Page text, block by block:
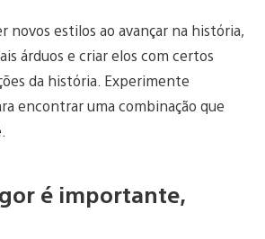
novos estilos ao avançar na história,
árduos e criar elos com certos
da história. Experimente
encontrar uma combinação que
é importante,